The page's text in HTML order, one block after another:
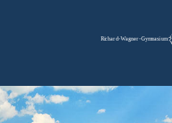
Richard-Wagner-Gymnasium